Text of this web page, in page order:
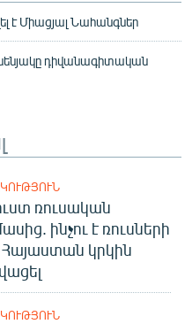
է Միացյալ Նահանգներ
դիվանագիտական
ռուսական
ինչու է ռուսների
Հայաստան կրկին